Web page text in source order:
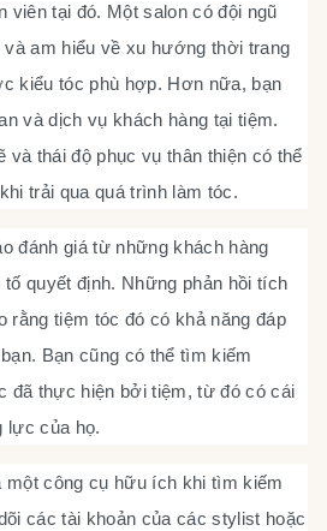
viên tại đó. Một salon có đội ngũ
am hiểu về xu hướng thời trang
kiểu tóc phù hợp. Hơn nữa, bạn
và dịch vụ khách hàng tại tiệm.
thái độ phục vụ thân thiện có thể
trải qua quá trình làm tóc.
đánh giá từ những khách hàng
quyết định. Những phản hồi tích
tiệm tóc đó có khả năng đáp
Bạn cũng có thể tìm kiếm
đã thực hiện bởi tiệm, từ đó có cái
lực của họ.
một công cụ hữu ích khi tìm kiếm
các tài khoản của các stylist hoặc